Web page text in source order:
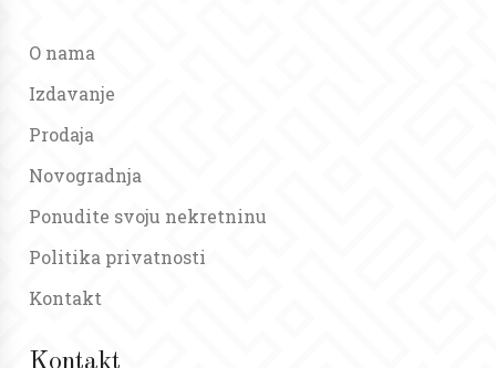
O nama
Izdavanje
Prodaja
Novogradnja
Ponudite svoju nekretninu
Politika privatnosti
Kontakt
Kontakt